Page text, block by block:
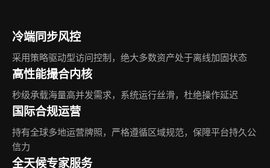
冷端同步风控
采用策略驱动型访问控制，绝大多数资产处于离线加固状态
高性能撮合内核
秒级承载海量高并发需求，系统运行丝滑，杜绝操作延迟
国际合规运营
持有全球多地运营牌照，严格遵循区域规范，保障平台持久公
信力
全天候专家服务